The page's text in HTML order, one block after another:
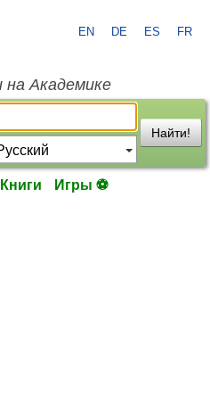
EN DE ES FR
на Академике
Найти!
Книги Игры ⚽